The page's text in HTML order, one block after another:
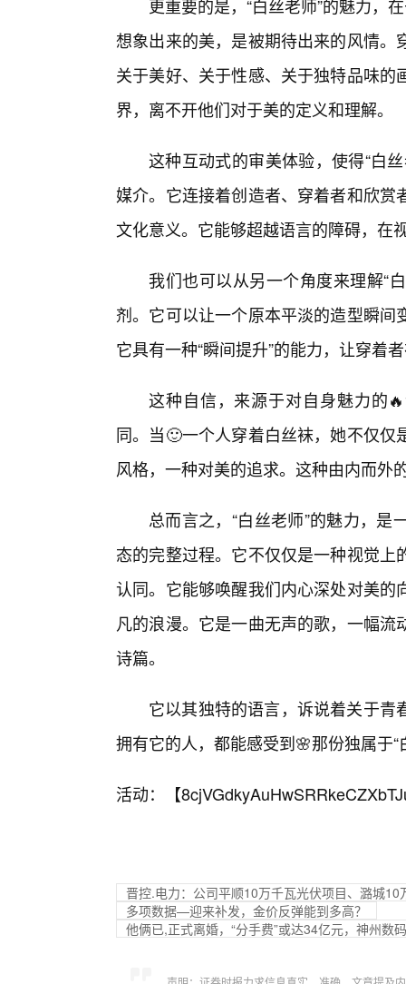
更重要的是，“白丝老师”的魅力，
想象出来的美，是被期待出来的风情
关于美好、关于性感、关于独特品味
界，离不开他们对于美的定义和理解。
这种互动式的审美体验，使得“白
媒介。它连接着创造者、穿着者和欣
文化意义。它能够超越语言的障碍，在
我们也可以从另一个角度来理解“
剂。它可以让一个原本平淡的造型瞬
它具有一种“瞬间提升”的能力，让穿着
这种自信，来源于对自身魅力的
同。当🙂一个人穿着白丝袜，她不仅
风格，一种对美的追求。这种由内而外
总而言之，“白丝老师”的魅力，
态的完整过程。它不仅仅是一种视觉
认同。它能够唤醒我们内心深处对美
凡的浪漫。它是一曲无声的歌，一幅
诗篇。
它以其独特的语言，诉说着关于
拥有它的人，都能感受到🌸那份独属于
活动：【
晋控.电力：公司平顺10万千瓦光伏项目、潞城
多项数据—迎来补发，金价反弹能到多高？
他俩已,正式离婚，“分手费”或达34亿元，神州数